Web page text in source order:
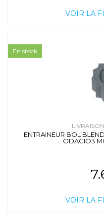
VOIR LA
ENTRAINEUR BOL
ODACIO3
VOIR LA
En stock